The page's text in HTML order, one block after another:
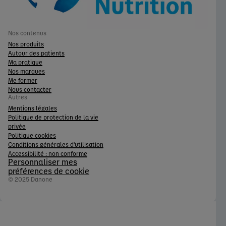
Nos contenus
Nos produits
Autour des patients
Ma pratique
Nos marques
Me former
Nous contacter
Autres
Mentions légales
Politique de protection de la vie
privée
Politique cookies
Conditions générales d'utilisation
Accessibilité : non conforme
Personnaliser mes
préférences de cookie
© 2025 Danone